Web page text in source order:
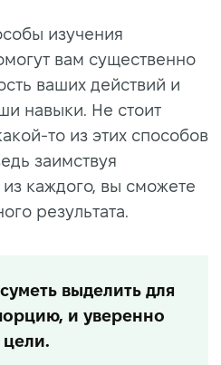
изучения
вам существенно
ваших действий и
навыки. Не стоит
то из этих способов
заимствуя
каждого, вы сможете
результата.
выделить для
и уверенно
цели.